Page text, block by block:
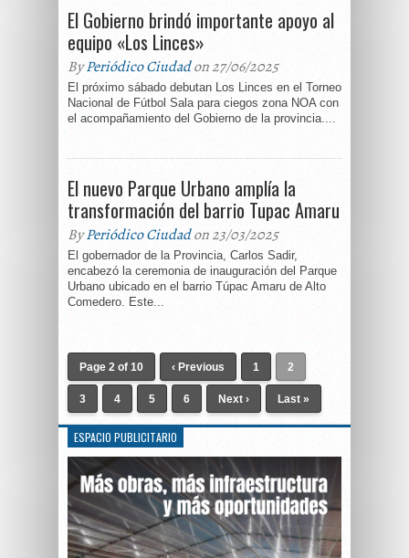
El Gobierno brindó importante apoyo al
equipo «Los Linces»
ByPeriódico Ciudadon 27/06/2025
El próximo sábado debutan Los Linces en el Torneo
Nacional de Fútbol Sala para ciegos zona NOA con
el acompañamiento del Gobierno de la provincia....
El nuevo Parque Urbano amplía la
transformación del barrio Tupac Amaru
ByPeriódico Ciudadon 23/03/2025
El gobernador de la Provincia, Carlos Sadir,
encabezó la ceremonia de inauguración del Parque
Urbano ubicado en el barrio Túpac Amaru de Alto
Comedero. Este...
Page 2 of 10 ‹ Previous 1 2
3 4 5 6 Next › Last »
ESPACIO PUBLICITARIO